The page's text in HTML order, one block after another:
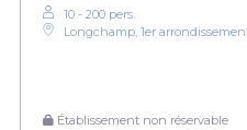
10 - 200 pers.
Longchamp, 1er
Établissement non réservable